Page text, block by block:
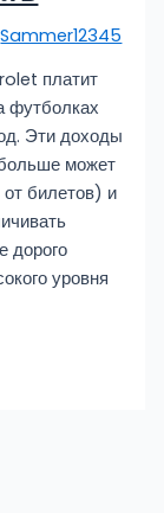
Sammer12345
платит
футболках
Эти доходы
может
билетов) и
дорого
уровня